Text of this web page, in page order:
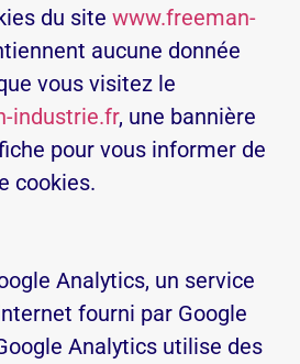
du site www.freeman-
aucune donnée
vous visitez le
industrie.fr, une bannière
pour vous informer de
cookies.
Ana­ly­tics, un ser­vice
fourni par Google
Ana­ly­tics uti­lise des